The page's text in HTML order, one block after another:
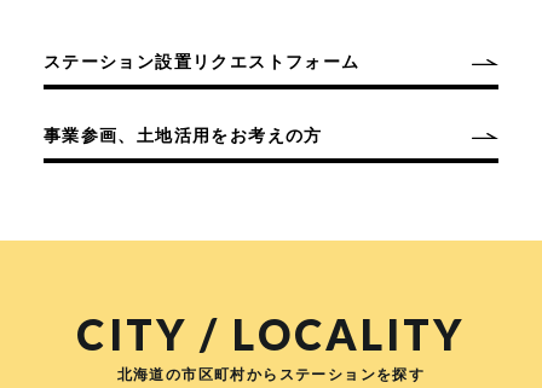
ステーション設置リクエストフォーム
事業参画、土地活用をお考えの方
CITY / LOCALITY
北海道の市区町村からステーションを探す